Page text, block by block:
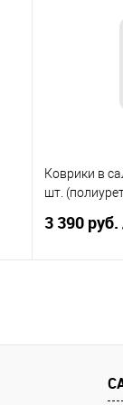
Купить в
Коврики в
шт.
3 390 руб.
Купить в 1
В